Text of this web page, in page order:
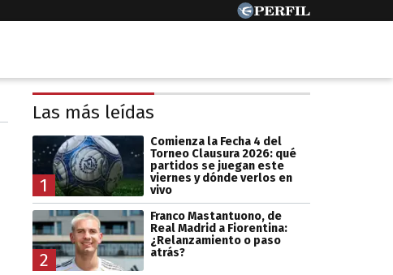
Las más leídas
1
Comienza la Fecha 4 del
Torneo Clausura 2026: qué
partidos se juegan este
viernes y dónde verlos en
vivo
2
Franco Mastantuono, de
Real Madrid a Fiorentina:
¿Relanzamiento o paso
atrás?